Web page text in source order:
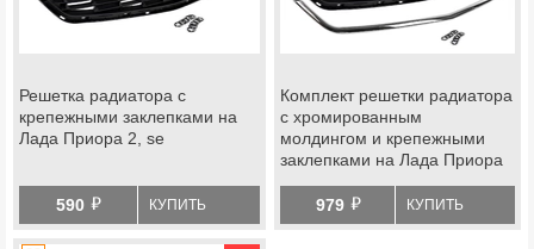
Решетка радиатора с
крепежными заклепками на
Лада Приора 2, se
590 й КУПИТЬ
Комплект решетки радиатора
с хромированным
молдингом и крепежными
заклепками на Лада Приора
979 й КУПИТЬ